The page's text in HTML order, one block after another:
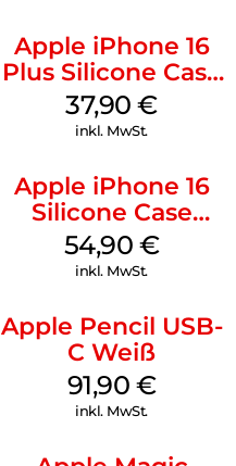
Apple iPhone 16
Plus Silicone Case
MagSafe Lake
Green
37,90€
inkl. MwSt.
Apple iPhone 16
Silicone Case
MagSafe Black
54,90 €
inkl. MwSt.
Apple Pencil USB-
C Weiß
91,90 €
inkl. MwSt.